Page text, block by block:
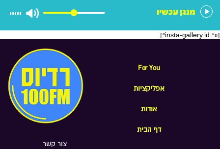
מנגן עכשיו
[insta-gallery id="0"]
For You
אפליקציות
אודות
דף הבית
צור קשר